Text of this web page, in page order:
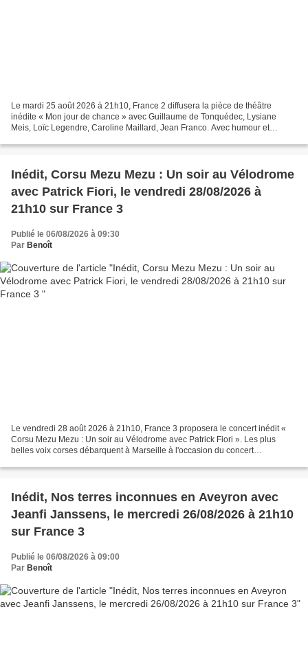
Le mardi 25 août 2026 à 21h10, France 2 diffusera la pièce de théâtre
inédite « Mon jour de chance » avec Guillaume de Tonquédec, Lysiane
Meis, Loïc Legendre, Caroline Maillard, Jean Franco. Avec humour et
Inédit, Corsu Mezu Mezu : Un soir au Vélodrome
avec Patrick Fiori, le vendredi 28/08/2026 à
21h10 sur France 3
Publié le 06/08/2026 à 09:30
Par Benoît
Le vendredi 28 août 2026 à 21h10, France 3 proposera le concert inédit «
Corsu Mezu Mezu : Un soir au Vélodrome avec Patrick Fiori ». Les plus
belles voix corses débarquent à Marseille à l'occasion du concert
Inédit, Nos terres inconnues en Aveyron avec
Jeanfi Janssens, le mercredi 26/08/2026 à 21h10
sur France 3
Publié le 06/08/2026 à 09:00
Par Benoît